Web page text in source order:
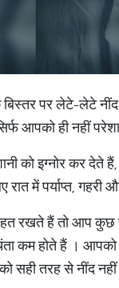
पर लेटे-लेटे
आपको ही नहीं
को इग्नोर कर देते
में पर्याप्त, गहरी
रखते हैं तो आप कुछ
कम होते हैं ​।
सही तरह से नींद